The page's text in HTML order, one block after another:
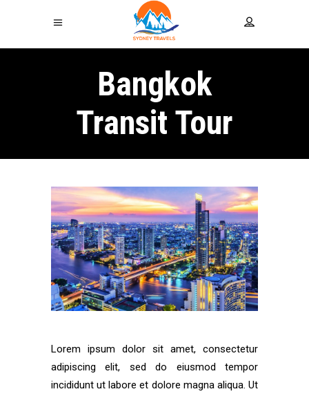
Bangkok
Transit Tour
Lorem ipsum dolor sit amet, consectetur
adipiscing elit, sed do eiusmod tempor
incididunt ut labore et dolore magna aliqua. Ut